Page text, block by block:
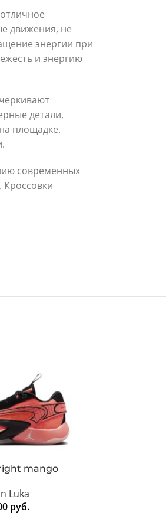
движения, не
энергии при
и энергию
детали,
площадке.
современных
mango
Luka
руб.